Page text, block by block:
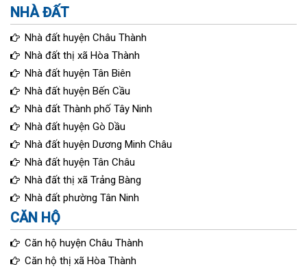
NHÀ ĐẤT
Nhà đất huyện Châu Thành
Nhà đất thị xã Hòa Thành
Nhà đất huyện Tân Biên
Nhà đất huyện Bến Cầu
Nhà đất Thành phố Tây Ninh
Nhà đất huyện Gò Dầu
Nhà đất huyện Dương Minh Châu
Nhà đất huyện Tân Châu
Nhà đất thị xã Trảng Bàng
Nhà đất phường Tân Ninh
CĂN HỘ
Căn hộ huyện Châu Thành
Căn hộ thị xã Hòa Thành